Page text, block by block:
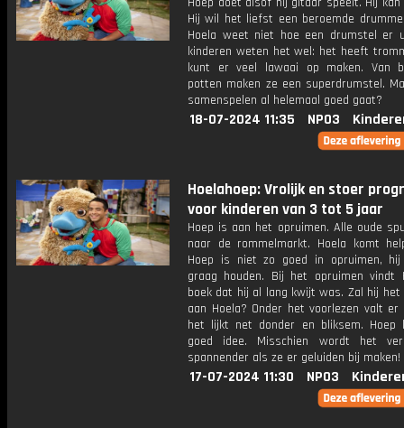
Hij wil het liefst een beroemde
Hoela weet niet hoe een drumstel er
kinderen weten het wel: het heeft
kunt er veel lawaai op maken. Van
potten maken ze een superdrumstel.
samenspelen al helemaal goed gaat?
18-07-2024 11:35 NPO3
Hoelahoep: Vrolijk en stoer
voor kinderen van 3 tot 5 jaar
Hoep is aan het opruimen. Alle oude
naar de rommelmarkt. Hoela komt
Hoep is niet zo goed in opruimen,
graag houden. Bij het opruimen vindt
boek dat hij al lang kwijt was. Zal hij het
aan Hoela? Onder het voorlezen valt er
het lijkt net donder en bliksem. Hoep
goed idee. Misschien wordt het
spannender als ze er geluiden bij maken!
17-07-2024 11:30 NPO3